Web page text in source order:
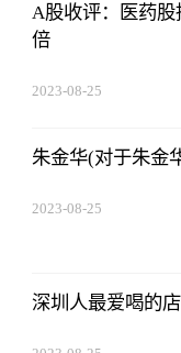
A股收评：医药股
倍
2023-08-25
朱金华(对于朱金
2023-08-25
深圳人最爱喝的